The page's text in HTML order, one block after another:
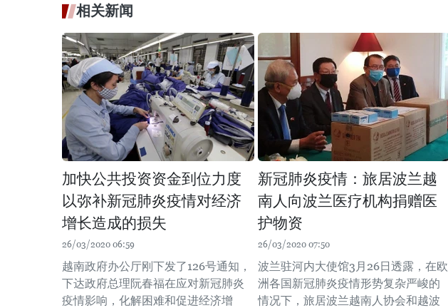
相关新闻
加快公共投资资金到位力度
以弥补新冠肺炎疫情对经济
增长造成的损失
26/03/2020 06:59
越南政府办公厅刚下发了126号通知，
下达政府总理阮春福在应对新冠肺炎
疫情影响，化解困难和促进经济增
新冠肺炎疫情：旅居波兰越
南人向波兰医疗机构捐赠医
护物资
26/03/2020 07:50
波兰驻河内大使馆3月26日透露，在欧
洲各国新冠肺炎疫情形势复杂严峻的
情况下，旅居波兰越南人协会和越波